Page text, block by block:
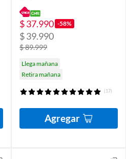
$ 37.990 -58%
$ 39.990
$ 89.999
Llega mañana
Retira mañana
(17)
Agregar